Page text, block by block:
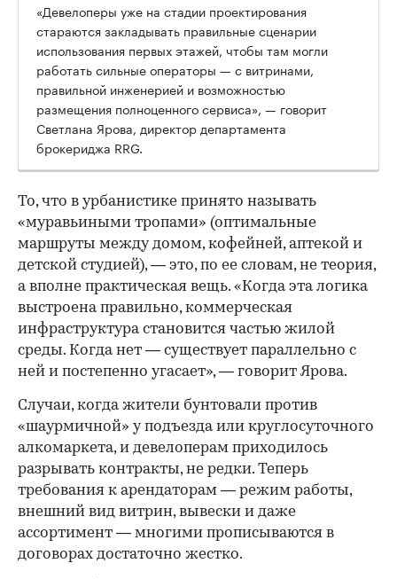
00:00
«Девелоперы уже на стадии проектирования
стараются закладывать правильные сценарии
использования первых этажей, чтобы там могли
работать сильные операторы — с витринами,
правильной инженерией и возможностью
размещения полноценного сервиса», — говорит
Светлана Ярова, директор департамента
брокериджа RRG.
То, что в урбанистике принято называть
«муравьиными тропами» (оптимальные
маршруты между домом, кофейней, аптекой и
детской студией), — это, по ее словам, не теория,
а вполне практическая вещь. «Когда эта логика
выстроена правильно, коммерческая
инфраструктура становится частью жилой
среды. Когда нет — существует параллельно с
ней и постепенно угасает», — говорит Ярова.
Случаи, когда жители бунтовали против
«шаурмичной» у подъезда или круглосуточного
алкомаркета, и девелоперам приходилось
разрывать контракты, не редки. Теперь
требования к арендаторам — режим работы,
внешний вид витрин, вывески и даже
ассортимент — многими прописываются в
договорах достаточно жестко.